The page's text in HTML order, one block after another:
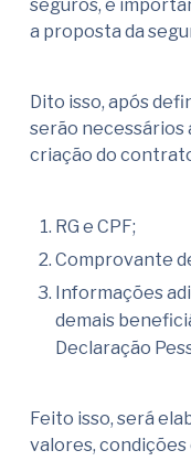
seguros, é
a proposta da
Dito isso, após
serão necessários
criação do
RG e CPF;
Comprovante
Informações
demais
Declaração
Feito isso, será
valores, condições